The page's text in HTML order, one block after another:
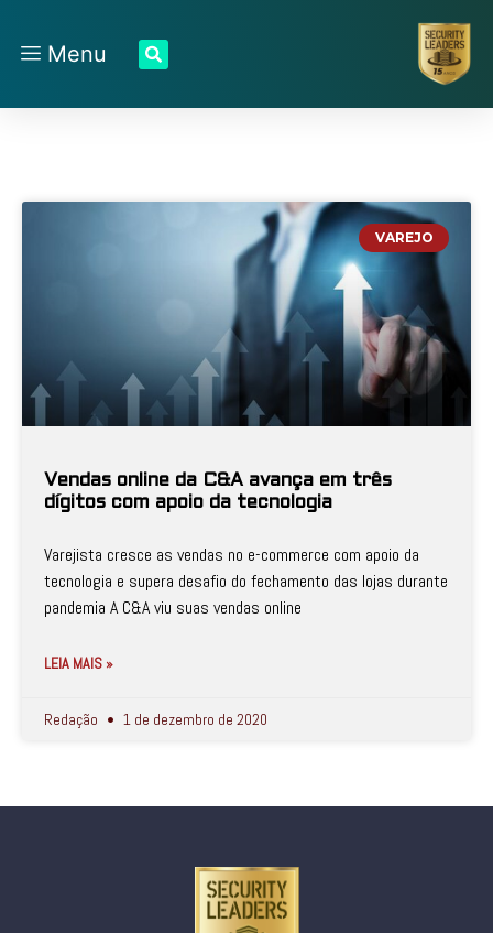
Menu
VAREJO
Vendas online da C&A avança em três
dígitos com apoio da tecnologia
Varejista cresce as vendas no e-commerce com apoio da
tecnologia e supera desafio do fechamento das lojas durante
pandemia A C&A viu suas vendas online
LEIA MAIS »
Redação 1 de dezembro de 2020